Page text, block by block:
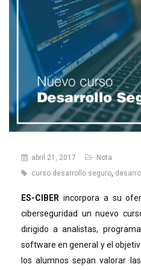
abril 21, 2017
Nota
curso desarrollo seguro
ES-CIBER incorpora a su
ciberseguridad un nuevo
dirigido a analistas,
software en general y el
los alumnos sepan valorar